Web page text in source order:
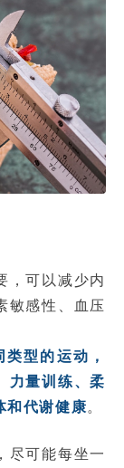
，可以减少内
敏感性、血压
型的运动，
力量训练、柔
和代谢健康。
尽可能每坐一